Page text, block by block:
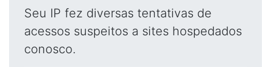
Seu IP fez diversas tentativas de
acessos suspeitos a sites hospedados
conosco.